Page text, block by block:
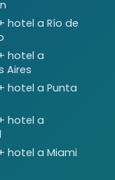
hotel a Río de
hotel a
Aires
hotel a Punta
hotel a
hotel a Miami